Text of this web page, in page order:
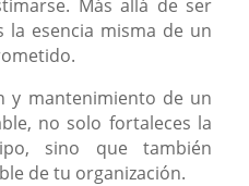
Más allá de ser
la esencia misma de un
y mantenimiento de un
no solo fortaleces la
sino que también
de tu organización.